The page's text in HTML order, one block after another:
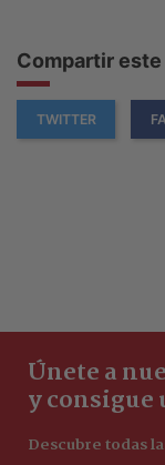
Compartir
TWITTER
Únete a
y consigue
Descubre todas